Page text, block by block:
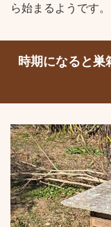
ら始まるようです。
時期になると巣